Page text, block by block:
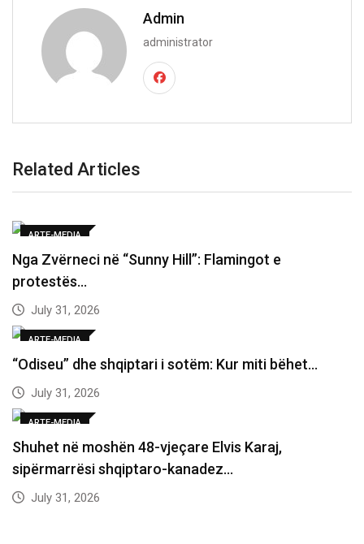
Admin
administrator
Related Articles
ARTE-MEDIA
Nga Zvërneci në “Sunny Hill”: Flamingot e
protestës…
July 31, 2026
ARTE-MEDIA
“Odiseu” dhe shqiptari i sotëm: Kur miti bëhet…
July 31, 2026
ARTE-MEDIA
Shuhet në moshën 48-vjeçare Elvis Karaj,
sipërmarrësi shqiptaro-kanadez…
July 31, 2026